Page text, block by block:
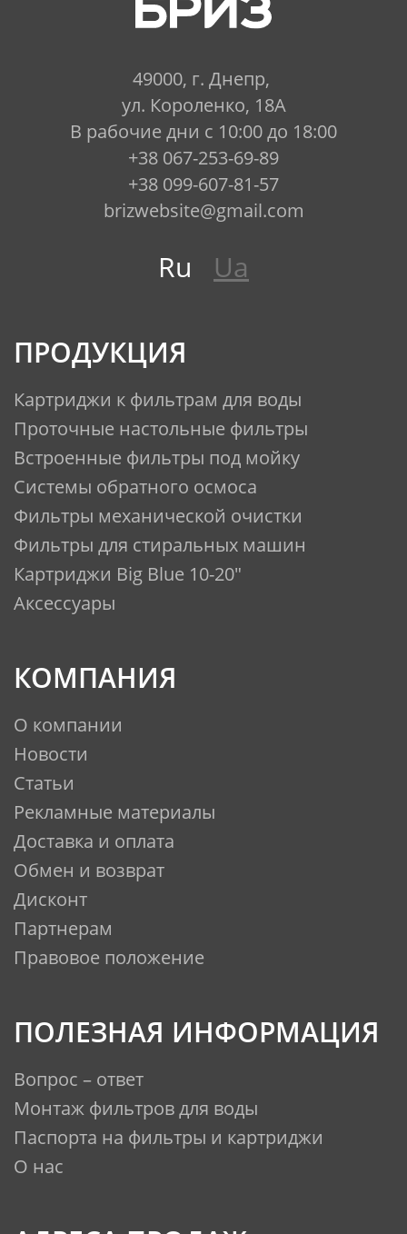
49000, г. Днепр,
ул. Короленко, 18А
В рабочие дни с 10:00 до 18:00
+38 067-253-69-89
+38 099-607-81-57
brizwebsite@gmail.com
Ru Ua
ПРОДУКЦИЯ
Картриджи к фильтрам для воды
Проточные настольные фильтры
Встроенные фильтры под мойку
Системы обратного осмоса
Фильтры механической очистки
Фильтры для стиральных машин
Картриджи Big Blue 10-20"
Аксессуары
КОМПАНИЯ
О компании
Новости
Статьи
Рекламные материалы
Доставка и оплата
Обмен и возврат
Дисконт
Партнерам
Правовое положение
ПОЛЕЗНАЯ ИНФОРМАЦИЯ
Вопрос – ответ
Монтаж фильтров для воды
Паспорта на фильтры и картриджи
О нас